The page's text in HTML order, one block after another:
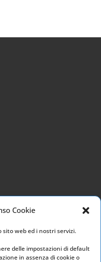
Cookie
web ed i nostri servizi.
delle impostazioni di default
in assenza di cookie o